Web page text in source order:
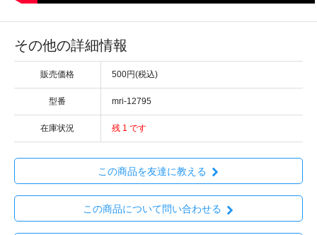
その他の詳細情報
販売価格 500円(税込)
型番 mri-12795
在庫状況 残 1 です
この商品を友達に教える
この商品について問い合わせる